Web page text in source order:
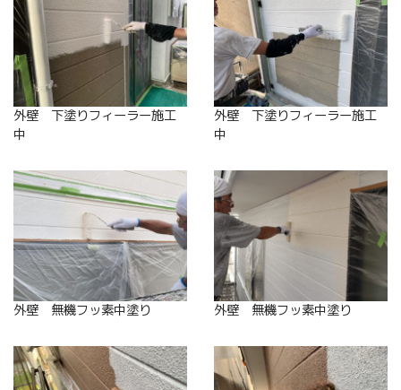
外壁 下塗りフィーラー施工
中
外壁 下塗りフィーラー施工
中
外壁 無機フッ素中塗り 外壁 無機フッ素中塗り